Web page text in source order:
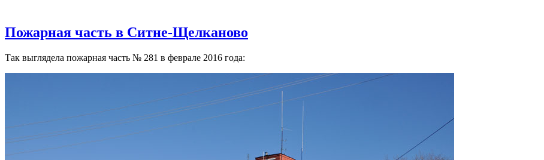
Пожарная часть в Ситне-Щелканово
Так выглядела пожарная часть № 281 в феврале 2016 года: